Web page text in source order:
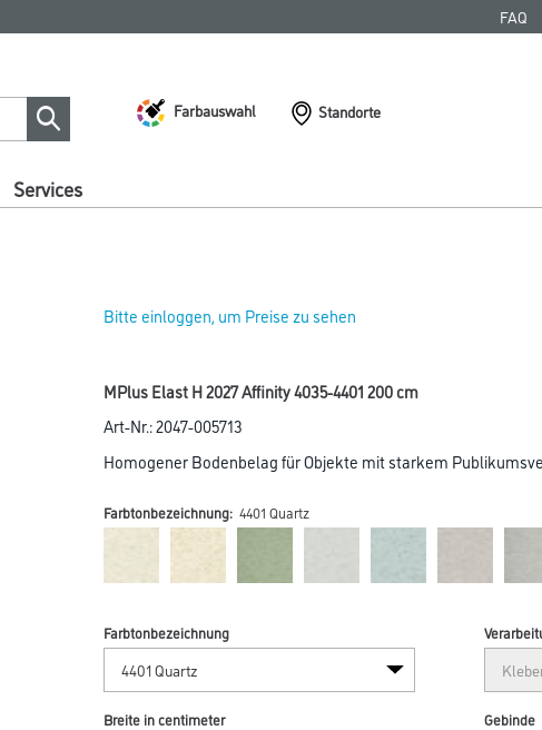
FAQ
Farbauswahl
Standorte
Services
Bitte einloggen, um Preise zu sehen
MPlus Elast H 2027 Affinity 4035-4401 200 cm
Art-Nr.:2047-005713
Homogener Bodenbelag für Objekte mit starkem
Farbtonbezeichnung: 4401 Quartz
Farbtonbezeichnung
Breite in centimeter Gebinde